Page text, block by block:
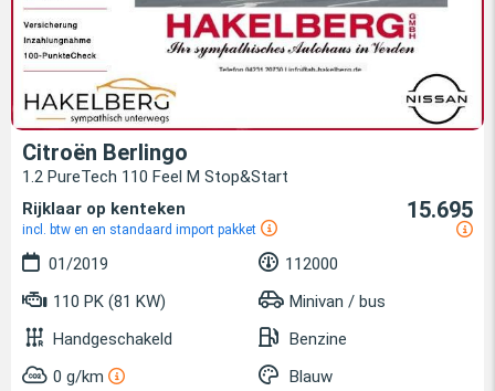
Citroën Berlingo
1.2 PureTech 110 Feel M Stop&Start
Rijklaar op kenteken
incl. btw en en standaard import pakket
15.695
01/2019
112000
110 PK (81 KW)
Minivan / bus
Handgeschakeld
Benzine
0 g/km
Blauw